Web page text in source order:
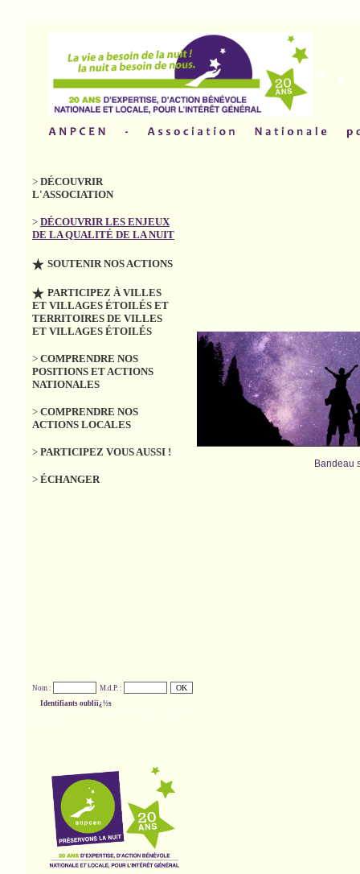
> DÉCOUVRIR
L'ASSOCIATION
> DÉCOUVRIR LES ENJEUX
DE LA QUALITÉ DE LA NUIT
SOUTENIR NOS ACTIONS
PARTICIPEZ À VILLES
ET VILLAGES ÉTOILÉS ET
TERRITOIRES DE VILLES
ET VILLAGES ÉTOILÉS
> COMPRENDRE NOS
POSITIONS ET ACTIONS
NATIONALES
> COMPRENDRE NOS
ACTIONS LOCALES
> PARTICIPEZ VOUS AUSSI !
> ÉCHANGER
Bandeau
Nom :
M.d.P. :
Identifiants oubliï¿½s